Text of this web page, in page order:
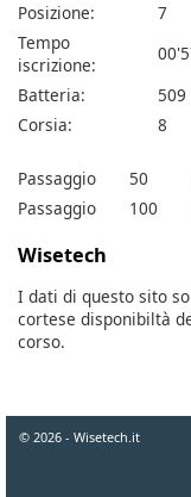
Posizione:
7
Tempo
iscrizione:
Batteria:
509
Corsia:
8
Passaggio 50
Passaggio
100
Wisetech
I dati di questo sito
cortese disponibiltà
corso.
© 2026 - Wisetech.it